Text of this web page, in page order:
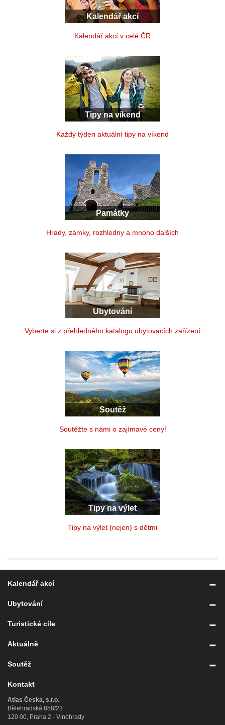
Kalendář akcí
Kalendář akcí v celé ČR
Tipy na víkend
Každý týden aktuální tipy na víkend
Památky
Hrady, zámky, rozhledny a mnoho dalších
Ubytování
Vyberte si z přehledného katalogu ubytovacích zařízení
Soutěž
Soutěžte s námi o zajímavé ceny!
Tipy na výlet
Tipy na výlet (nejen) s dětmi
Kalendář akcí
Ubytování
Turistické cíle
Aktuálně
Soutěž
Kontakt
Atlas Česka, s.r.o.
Bělehradská 858/23
120 00, Praha 2 - Vinohrady